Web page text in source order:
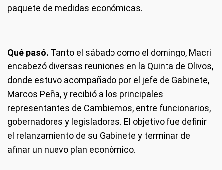
paquete de medidas económicas.
Qué pasó. Tanto el sábado como el domingo, Macri
encabezó diversas reuniones en la Quinta de Olivos,
donde estuvo acompañado por el jefe de Gabinete,
Marcos Peña, y recibió a los principales
representantes de Cambiemos, entre funcionarios,
gobernadores y legisladores. El objetivo fue definir
el relanzamiento de su Gabinete y terminar de
afinar un nuevo plan económico.